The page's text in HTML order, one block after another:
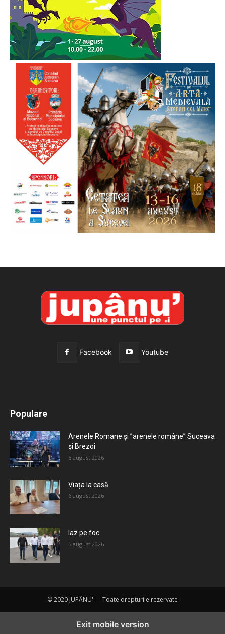
Facebook Youtube
Populare
Arenele Romane și ”arenele române” Suceava
și Brezoi
6 august 2026
Viața la casă
6 august 2026
Iaz pe foc
5 august 2026
© 2020 JUPÂNU' — Toate drepturile rezervate
Exit mobile version